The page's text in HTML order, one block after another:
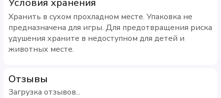
Хранить в сухом прохладном месте. Упаковка не
предназначена для игры. Для предотвращения риска
удушения храните в недоступном для детей и
животных месте.
Отзывы
Загрузка отзывов...